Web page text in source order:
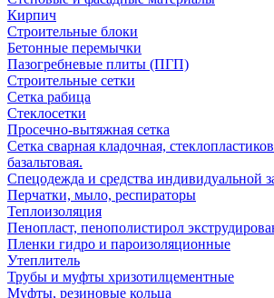
Кирпич
Строительные блоки
Бетонные перемычки
Пазогребневые плиты (ПГП)
Строительные сетки
Сетка рабица
Стеклосетки
Просечно-вытяжная сетка
Сетка сварная кладочная,
базальтовая.
Спецодежда и средства индивидуальной
Перчатки, мыло, респираторы
Теплоизоляция
Пенопласт, пенополистирол
Пленки гидро и пароизоляционные
Утеплитель
Трубы и муфты хризотилцементные
Муфты, резиновые кольца